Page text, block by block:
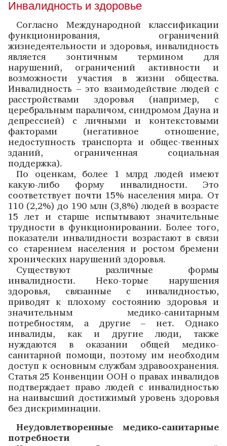
Инвалидность и здоровье
Согласно Международной классификации
функционирования, ограничений
жизнедеятельности и здоровья, инвалидность
является зонтичным термином для
нарушений, ограничений активности и
возможности участия в жизни общества.
Инвалидность – это взаимодействие людей с
расстройствами здоровья (например, с
церебральным параличом, синдромом Дауна и
депрессией) с личными и контекстовыми
факторами (негативное отношение,
недоступность транспорта и общес-твенных
зданий, ограниченная социальная
поддержка).
По оценкам, более 1 млрд людей имеют
какую-либо форму инвалидности. Это
соответствует почти 15% населения мира. От
110 (2,2%) до 190 млн (3,8%) людей в возрасте
15 лет и старше испытывают значительные
трудности в функционировании. Более того,
показатели инвалидности возрастают в связи
со старением населения и ростом бремени
хронических нарушений здоровья.
Существуют различные формы
инвалидности. Неко-торые нарушения
здоровья, связанные с инвалидностью,
приводят к плохому состоянию здоровья и
значительным медико-санитарным
потребностям, а другие – нет. Однако
инвалиды, как и другие люди, также
нуждаются в оказании общей медико-
санитарной помощи, поэтому им необходим
доступ к основным службам здравоохранения.
Статья 25 Конвенции ООН о правах инвалидов
подтверждает право людей с инвалидностью
на наивысший достижимый уровень здоровья
без дискриминации.
Неудовлетворенные медико-санитарные
потребности